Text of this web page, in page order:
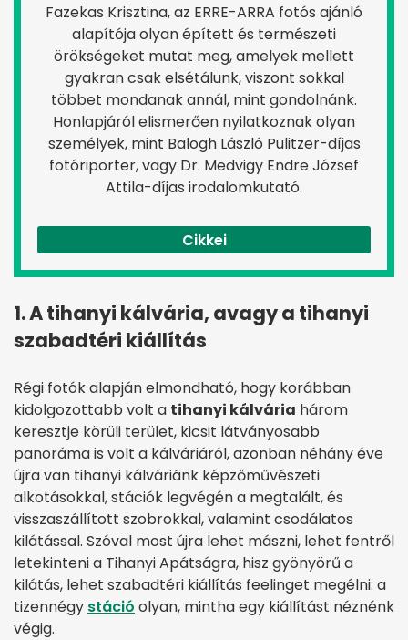
Fazekas Krisztina, az ERRE-ARRA fotós ajánló
alapítója olyan épített és természeti
örökségeket mutat meg, amelyek mellett
gyakran csak elsétálunk, viszont sokkal
többet mondanak annál, mint gondolnánk.
Honlapjáról elismerően nyilatkoznak olyan
személyek, mint Balogh László Pulitzer-díjas
fotóriporter, vagy Dr. Medvigy Endre József
Attila-díjas irodalomkutató.
Cikkei
1. A tihanyi kálvária, avagy a tihanyi
szabadtéri kiállítás
Régi fotók alapján elmondható, hogy korábban
kidolgozottabb volt a tihanyi kálvária három
keresztje körüli terület, kicsit látványosabb
panoráma is volt a kálváriáról, azonban néhány éve
újra van tihanyi kálváriánk képzőművészeti
alkotásokkal, stációk legvégén a megtalált, és
visszaszállított szobrokkal, valamint csodálatos
kilátással. Szóval most újra lehet mászni, lehet fentről
letekinteni a Tihanyi Apátságra, hisz gyönyörű a
kilátás, lehet szabadtéri kiállítás feelinget megélni: a
tizennégy stáció olyan, mintha egy kiállítást néznénk
végig.